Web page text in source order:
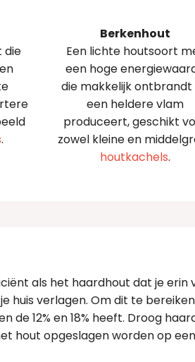
die
.
Berkenhout
Een lichte houtsoort
een hoge
die makkelijk ontbrandt
een heldere vlam
produceert, geschikt
zowel kleine en
houtkachels.
als het haardhout dat je
huis verlagen. Om dit te
de 12% en 18% heeft. Droog
hout opgeslagen worden op